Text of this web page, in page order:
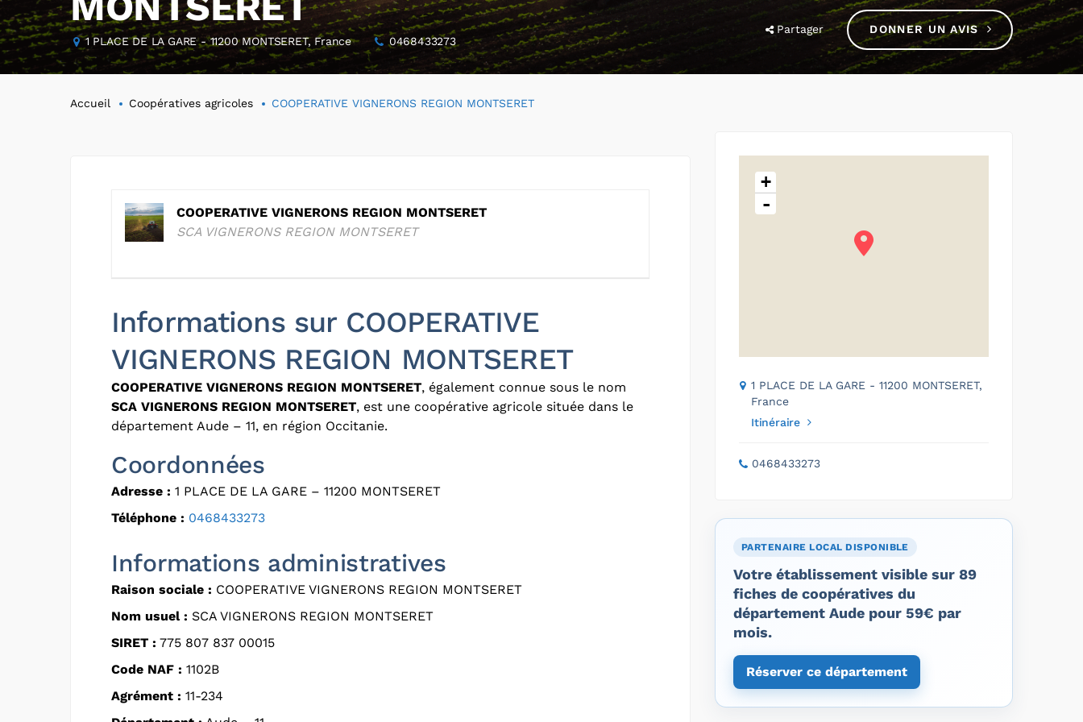
1 PLACE DE LA GARE - 11200 MONTSERET, France 0468433273
Partager DONNER UN AVIS
Accueil Coopératives agricoles COOPERATIVE VIGNERONS REGION MONTSERET
COOPERATIVE VIGNERONS REGION MONTSERET
SCA VIGNERONS REGION MONTSERET
Informations sur COOPERATIVE
VIGNERONS REGION MONTSERET
COOPERATIVE VIGNERONS REGION MONTSERET, également connue sous le nom
SCA VIGNERONS REGION MONTSERET, est une coopérative agricole située dans le
département Aude – 11, en région Occitanie.
Coordonnées
Adresse : 1 PLACE DE LA GARE – 11200 MONTSERET
Téléphone : 0468433273
Informations administratives
Raison sociale : COOPERATIVE VIGNERONS REGION MONTSERET
Nom usuel : SCA VIGNERONS REGION MONTSERET
SIRET : 775 807 837 00015
Code NAF : 1102B
Agrément : 11-234
+
-
1 PLACE DE LA GARE - 11200 MONTSERET,
France
Itinéraire
0468433273
PARTENAIRE LOCAL DISPONIBLE
Votre établissement visible sur 89
fiches de coopératives du
département Aude pour 59€ par
mois.
Réserver ce département